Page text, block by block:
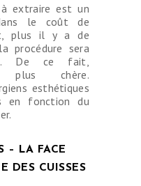
extraire est un
le coût de
plus il y a de
procédure sera
De ce fait,
plus chère.
esthétiques
en fonction du
– LA FACE
DES CUISSES